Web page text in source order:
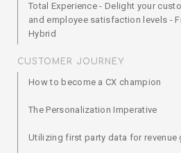
Total Experience - Delight your
and employee satisfaction levels -
Hybrid
CUSTOMER JOURNEY
How to become a CX champion
The Personalization Imperative
Utilizing first party data for revenue